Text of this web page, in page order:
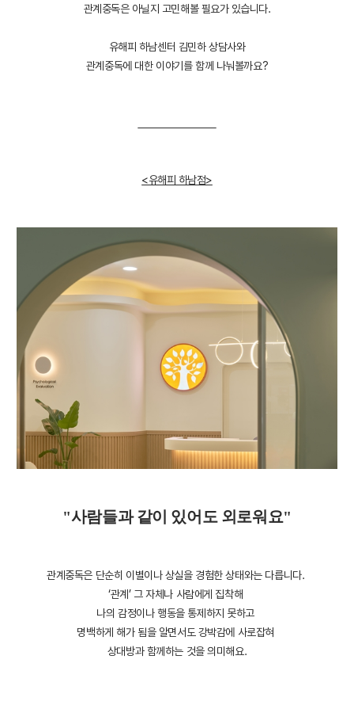
관계중독은 아닐지 고민해볼 필요가 있습니다.
유해피 하남센터 김민하 상담사와
관계중독에 대한 이야기를 함께 나눠볼까요?
<유해피 하남점>
"사람들과 같이 있어도 외로워요"
관계중독은 단순히 이별이나 상실을 경험한 상태와는 다릅니다.
‘관계’ 그 자체나 사람에게 집착해
나의 감정이나 행동을 통제하지 못하고
명백하게 해가 됨을 알면서도 강박감에 사로잡혀
상대방과 함께하는 것을 의미해요.